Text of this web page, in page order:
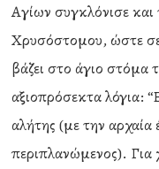
Αγίων συγκλόνισε
Χρυσόστομου, ώστε
βάζει στο άγιο στόμα
αξιοπρόσεκτα λόγια:
αλήτης (με την αρχαία
περιπλανώμενος).